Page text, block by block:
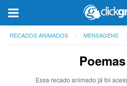
RECADOS ANIMADOS MENSAGENS
Essa recado animado já foi